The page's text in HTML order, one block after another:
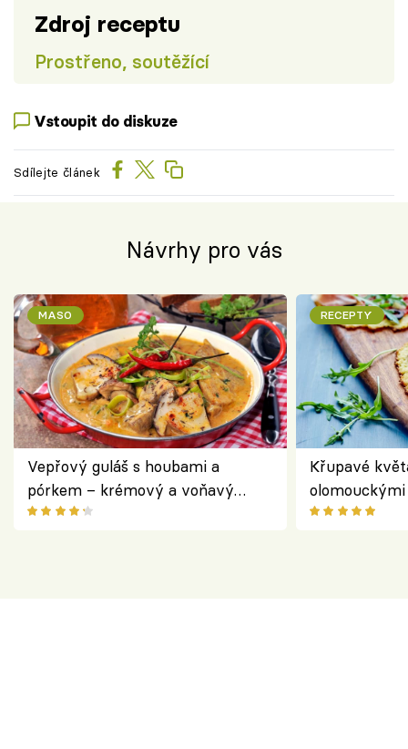
Zdroj receptu
Prostřeno, soutěžící
Vstoupit do diskuze
Sdílejte článek
Návrhy pro vás
MASO
Vepřový guláš s houbami a
pórkem – krémový a voňavý
pokrm z jednoho hrnce
RECEPTY
Křupavé
bezlepkový